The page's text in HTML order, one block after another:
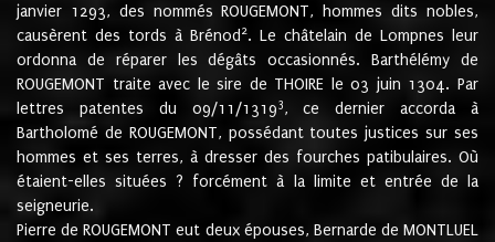
janvier 1293, des nommés ROUGEMONT, hommes dits nobles,
causèrent des tords à Brénod 2. Le châtelain de Lompnes leur
ordonna de réparer les dégâts occasionnés. Barthélémy de
ROUGEMONT traite avec le sire de THOIRE le 03 juin 1304. Par
lettres patentes du 09/11/13193, ce dernier accorda à
Bartholomé de ROUGEMONT, possédant toutes justices sur ses
hommes et ses terres, à dresser des fourches patibulaires. Où
étaient-elles situées ? forcément à la limite et entrée de la
seigneurie.
Pierre de ROUGEMONT eut deux épouses, Bernarde de MONTLUEL